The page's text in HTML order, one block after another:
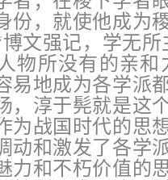
份，就使他成为
文强记，学无
物所没有的亲
易地成为各学派
，淳于髡就是这
为战国时代的思
动和激发了各学
力和不朽价值的